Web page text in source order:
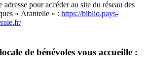
adresse pour accéder au site du réseau des
« Arantelle » : https://biblio.pays-
de bénévoles vous accueille :